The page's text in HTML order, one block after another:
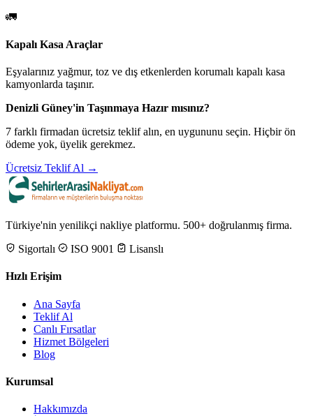
🚛
Kapalı Kasa Araçlar
Eşyalarınız yağmur, toz ve dış etkenlerden korumalı kapalı kasa
kamyonlarda taşınır.
Denizli Güney'in Taşınmaya Hazır mısınız?
7 farklı firmadan ücretsiz teklif alın, en uygununu seçin. Hiçbir ön
ödeme yok, üyelik gerekmez.
Ücretsiz Teklif Al →
Türkiye'nin yenilikçi nakliye platformu. 500+ doğrulanmış firma.
Sigortalı
ISO 9001 Lisanslı
Hızlı Erişim
Ana Sayfa
Teklif Al
Canlı Fırsatlar
Hizmet Bölgeleri
Blog
Kurumsal
Hakkımızda